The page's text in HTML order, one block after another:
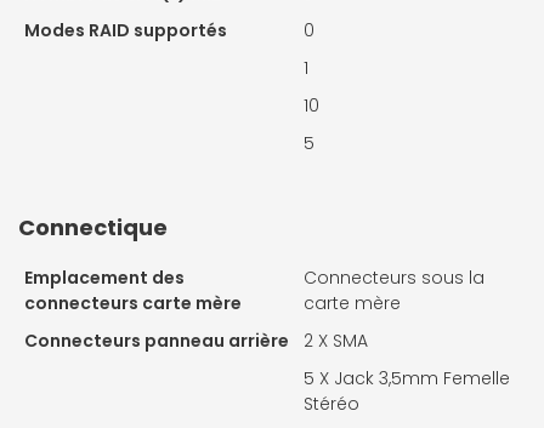
Modes RAID supportés
0
1
10
5
Connectique
Emplacement des
connecteurs carte mère
Connecteurs sous la
carte mère
Connecteurs panneau arrière
2 X SMA
5 X Jack 3,5mm Femelle
Stéréo